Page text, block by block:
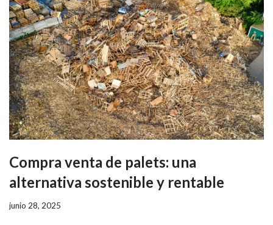
Compra venta de palets: una
alternativa sostenible y rentable
junio 28, 2025